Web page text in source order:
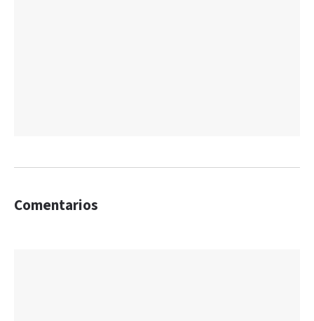
Comentarios